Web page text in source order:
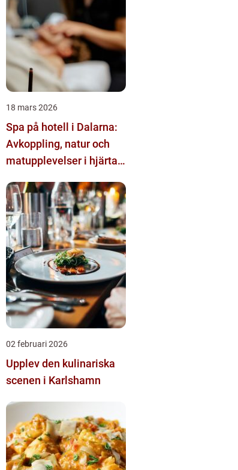
18 mars 2026
Spa på hotell i Dalarna:
Avkoppling, natur och
matupplevelser i hjärtat
02 februari 2026
Upplev den kulinariska
scenen i Karlshamn